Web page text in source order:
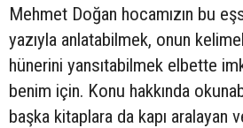
Mehmet Doğan hocamızın bu
yazıyla anlatabilmek, onun
hünerini yansıtabilmek elbette
benim için. Konu hakkında
başka kitaplara da kapı aralayan